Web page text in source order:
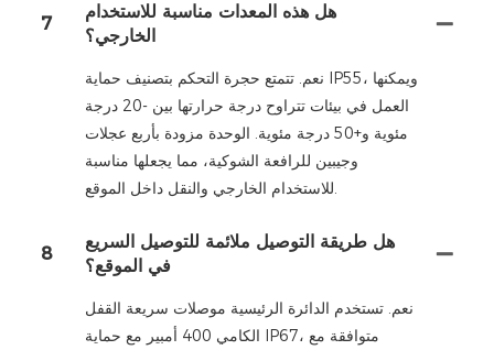
7
هل هذه المعدات مناسبة للاستخدام
الخارجي؟
نعم. تتمتع حجرة التحكم بتصنيف حماية IP55، ويمكنها
العمل في بيئات تتراوح درجة حرارتها بين -20 درجة
مئوية و+50 درجة مئوية. الوحدة مزودة بأربع عجلات
وجيبين للرافعة الشوكية، مما يجعلها مناسبة
للاستخدام الخارجي والنقل داخل الموقع.
8
هل طريقة التوصيل ملائمة للتوصيل السريع
في الموقع؟
نعم. تستخدم الدائرة الرئيسية موصلات سريعة القفل
الكامي 400 أمبير مع حماية IP67، متوافقة مع